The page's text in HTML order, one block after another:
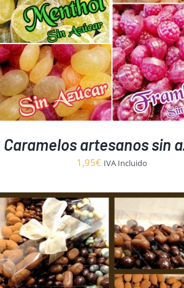
Caramelos artesanos sin
1,95€ IVA Incluido